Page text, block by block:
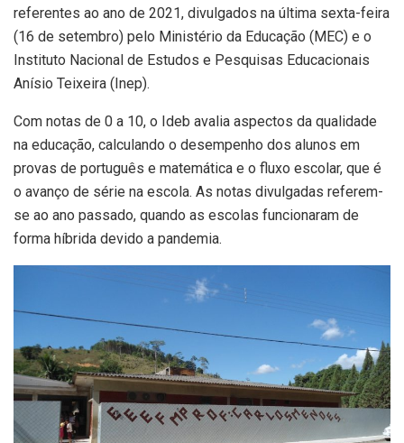
referentes ao ano de 2021, divulgados na última sexta-feira
(16 de setembro) pelo Ministério da Educação (MEC) e o
Instituto Nacional de Estudos e Pesquisas Educacionais
Anísio Teixeira (Inep).
Com notas de 0 a 10, o Ideb avalia aspectos da qualidade
na educação, calculando o desempenho dos alunos em
provas de português e matemática e o fluxo escolar, que é
o avanço de série na escola. As notas divulgadas referem-
se ao ano passado, quando as escolas funcionaram de
forma híbrida devido a pandemia.